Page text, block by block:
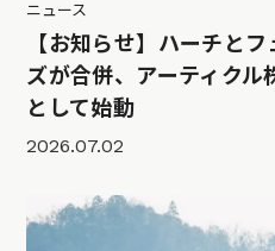
ニュース
【お知らせ】ハーチと
ズが合併、アーティク
として始動
2026.07.02